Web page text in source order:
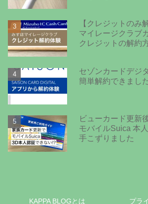
【クレジットのみ
マイレージクラブ
クレジットの解約
セゾンカードデジ
簡単解約できまし
ビューカード更新
モバイルSuica 本
手こずりました
KAPPA BLOGとは プラ